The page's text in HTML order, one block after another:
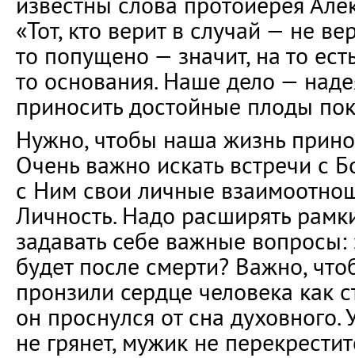
«Тот, кто верит в случай — не
то попущено — значит, на то
то основания. Наше дело —
приносить достойные плоды
Нужно, чтобы наша жизнь
Очень важно искать встречи с
с Ним свои личные
Личность. Надо расширять
задавать себе важные
будет после смерти? Важно,
пронзили сердце человека как
он проснулся от сна
не грянет, мужик не